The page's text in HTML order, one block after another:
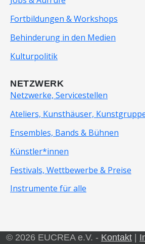
Fortbildungen & Workshops
Behinderung in den Medien
Kulturpolitik
NETZWERK
Netzwerke, Servicestellen
Ateliers, Kunsthäuser,
Ensembles, Bands & Bühnen
Künstler*innen
Festivals, Wettbewerbe & Preise
Instrumente für alle
© 2026 EUCREA e.V. - Kontakt